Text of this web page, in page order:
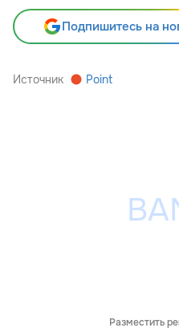
Подпишитесь на
Источник Point
Разместить